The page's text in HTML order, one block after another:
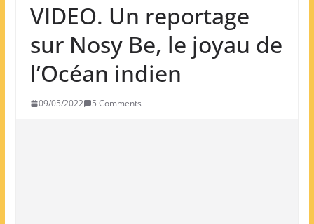
VIDEO. Un reportage
sur Nosy Be, le joyau de
l’Océan indien
09/05/2022 5 Comments